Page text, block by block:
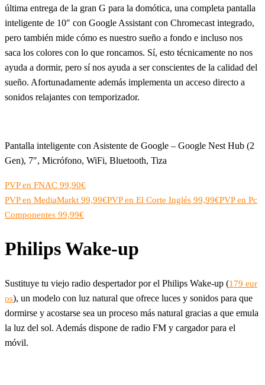
última entrega de la gran G para la domótica, una completa pantalla
inteligente de 10″ con Google Assistant con Chromecast integrado,
pero también mide cómo es nuestro sueño a fondo e incluso nos
saca los colores con lo que roncamos. Sí, esto técnicamente no nos
ayuda a dormir, pero sí nos ayuda a ser conscientes de la calidad del
sueño. Afortunadamente además implementa un acceso directo a
sonidos relajantes con temporizador.
Pantalla inteligente con Asistente de Google – Google Nest Hub (2
Gen), 7″, Micrófono, WiFi, Bluetooth, Tiza
PVP en FNAC 99,90€
PVP en MediaMarkt 99,99€PVP en El Corte Inglés 99,99€PVP en Pc
Componentes 99,99€
Philips Wake-up
Sustituye tu viejo radio despertador por el Philips Wake-up (179 eur
os), un modelo con luz natural que ofrece luces y sonidos para que
dormirse y acostarse sea un proceso más natural gracias a que emula
la luz del sol. Además dispone de radio FM y cargador para el
móvil.